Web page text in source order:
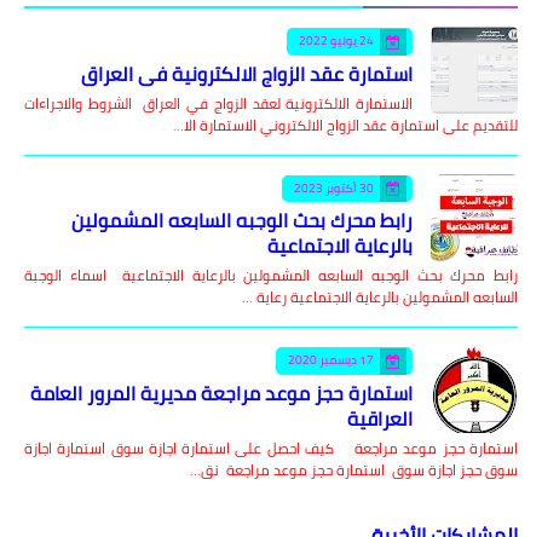
24 يونيو 2022
استمارة عقد الزواج الالكترونية في العراق
الاستمارة الالكترونية لعقد الزواج في العراق الشروط والاجراءات
للتقديم على استمارة عقد الزواج الالكتروني الاستمارة الا…
30 أكتوبر 2023
رابط محرك بحث الوجبه السابعه المشمولين
بالرعاية الاجتماعية
رابط محرك بحث الوجبه السابعه المشمولين بالرعاية الاجتماعية اسماء الوجبة
السابعه المشمولين بالرعاية الاجتماعية رعاية …
17 ديسمبر 2020
استمارة حجز موعد مراجعة مديرية المرور العامة
العراقية
استمارة حجز موعد مراجعة كيف احصل على استمارة اجازة سوق استمارة اجازة
سوق حجز اجازة سوق استمارة حجز موعد مراجعة نق…